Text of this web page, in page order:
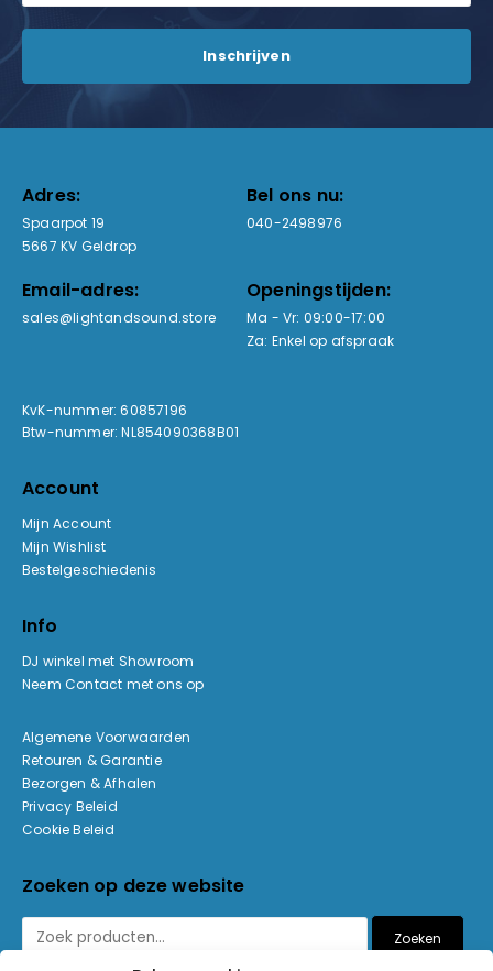
Adres:
Spaarpot 19
5667 KV Geldrop
Bel ons nu:
040-2498976
Email-adres:
sales@lightandsound.store
Openingstijden:
Ma - Vr: 09:00-17:00
Za: Enkel op afspraak
KvK-nummer: 60857196
Btw-nummer: NL854090368B01
Account
Mijn Account
Mijn Wishlist
Bestelgeschiedenis
Info
DJ winkel met Showroom
Neem Contact met ons op
Algemene Voorwaarden
Retouren & Garantie
Bezorgen & Afhalen
Privacy Beleid
Cookie Beleid
Zoeken op deze website
Zoeken